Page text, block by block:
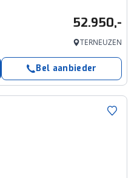
52.950,-
TERNEUZEN
Bel aanbieder